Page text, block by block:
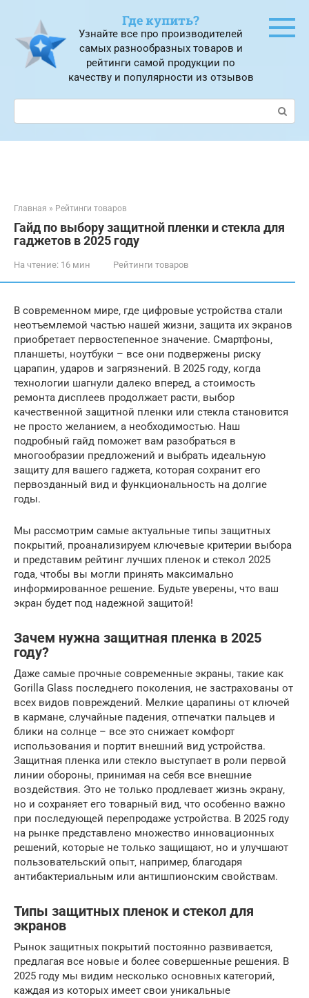
контенту
Где купить?
Узнайте все про производителей
самых разнообразных товаров и
рейтинги самой продукции по
качеству и популярности из отзывов
Поиск:
Главная » Рейтинги товаров
Гайд по выбору защитной пленки и стекла для
гаджетов в 2025 году
На чтение: 16 мин Рейтинги товаров
В современном мире‚ где цифровые устройства стали
неотъемлемой частью нашей жизни‚ защита их экранов
приобретает первостепенное значение. Смартфоны‚
планшеты‚ ноутбуки – все они подвержены риску
царапин‚ ударов и загрязнений. В 2025 году‚ когда
технологии шагнули далеко вперед‚ а стоимость
ремонта дисплеев продолжает расти‚ выбор
качественной защитной пленки или стекла становится
не просто желанием‚ а необходимостью. Наш
подробный гайд поможет вам разобраться в
многообразии предложений и выбрать идеальную
защиту для вашего гаджета‚ которая сохранит его
первозданный вид и функциональность на долгие
годы.
Мы рассмотрим самые актуальные типы защитных
покрытий‚ проанализируем ключевые критерии выбора
и представим рейтинг лучших пленок и стекол 2025
года‚ чтобы вы могли принять максимально
информированное решение. Будьте уверены‚ что ваш
экран будет под надежной защитой!
Зачем нужна защитная пленка в 2025
году?
Даже самые прочные современные экраны‚ такие как
Gorilla Glass последнего поколения‚ не застрахованы от
всех видов повреждений. Мелкие царапины от ключей
в кармане‚ случайные падения‚ отпечатки пальцев и
блики на солнце – все это снижает комфорт
использования и портит внешний вид устройства.
Защитная пленка или стекло выступает в роли первой
линии обороны‚ принимая на себя все внешние
воздействия. Это не только продлевает жизнь экрану‚
но и сохраняет его товарный вид‚ что особенно важно
при последующей перепродаже устройства. В 2025 году
на рынке представлено множество инновационных
решений‚ которые не только защищают‚ но и улучшают
пользовательский опыт‚ например‚ благодаря
антибактериальным или антишпионским свойствам.
Типы защитных пленок и стекол для
экранов
Рынок защитных покрытий постоянно развивается‚
предлагая все новые и более совершенные решения. В
2025 году мы видим несколько основных категорий‚
каждая из которых имеет свои уникальные